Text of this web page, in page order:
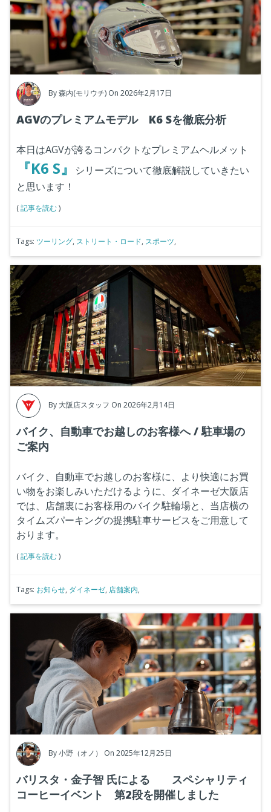
By森内(モリウチ) On 2026年2月17日
AGVのプレミアムモデル K6 Sを徹底分析
本日はAGVが誇るコンパクトなプレミアムヘルメット
『K6 S』
シリーズについて徹底解説していきたい
と思います！
(記事を読む)
Tags: ツーリング, ストリート・ロード, スポーツ,
By 大阪店スタッフ On 2026年2月14日
バイク、自動車でお越しのお客様へ / 駐車場の
ご案内
バイク、自動車でお越しのお客様に、より快適にお買
い物をお楽しみいただけるように、ダイネーゼ大阪店
では、店舗裏にお客様用のバイク駐輪場と、当店横の
タイムズパーキングの提携駐車サービスをご用意して
おります。
(記事を読む)
Tags: お知らせ, ダイネーゼ, 店舗案内,
By小野（オノ） On 2025年12月25日
バリスタ・金子智 氏による スペシャリティ
コーヒーイベント 第2段を開催しました